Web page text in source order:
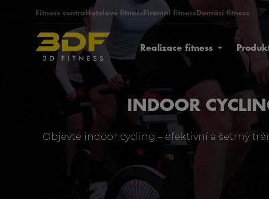
Fitness centra Hotelové fitness Firemní fitness Domácí fitness
Realizace fitness
INDOOR
Objevte indoor cycling – efektivní a šetrný